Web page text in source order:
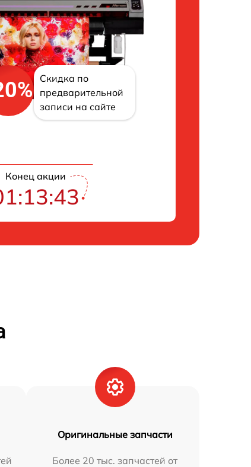
Скидка по
предварительной
записи на сайте
Конец акции
Оригинальные запчасти
Более 20 тыс. запчастей от